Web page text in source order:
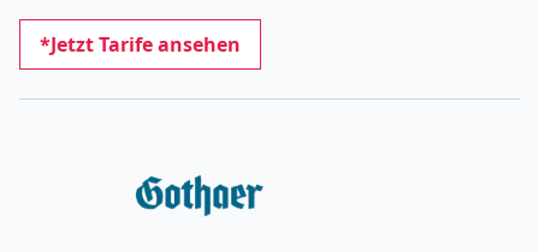
*Jetzt Tarife ansehen